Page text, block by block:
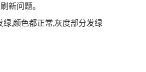
新问题。
,颜色都正常,灰度部分发绿